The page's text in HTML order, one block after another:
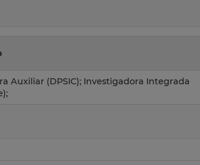
Auxiliar (DPSIC); Investigadora Integrada